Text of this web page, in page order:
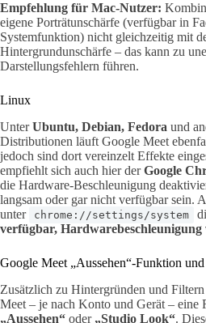
Empfehlung für Mac-Nutzer:
eigene Porträtunschärfe (verfügbar in
Systemfunktion) nicht gleichzeitig mit
Hintergrundunschärfe – das kann zu
Darstellungsfehlern führen.
Linux
UnterUbuntu, Debian, Fedora und
Distributionen läuft Google Meet
jedoch sind dort vereinzelt Effekte
empfiehlt sich auch hier derGoogle
die Hardware-Beschleunigung
langsam oder gar nicht verfügbar sein.
unter
chrome://settings/system
verfügbar, Hardwarebeschleunigung
Google Meet „Aussehen“-Funktion
Zusätzlich zu Hintergründen und
Meet – je nach Konto und Gerät – eine
„Aussehen“ oder „Studio Look“.